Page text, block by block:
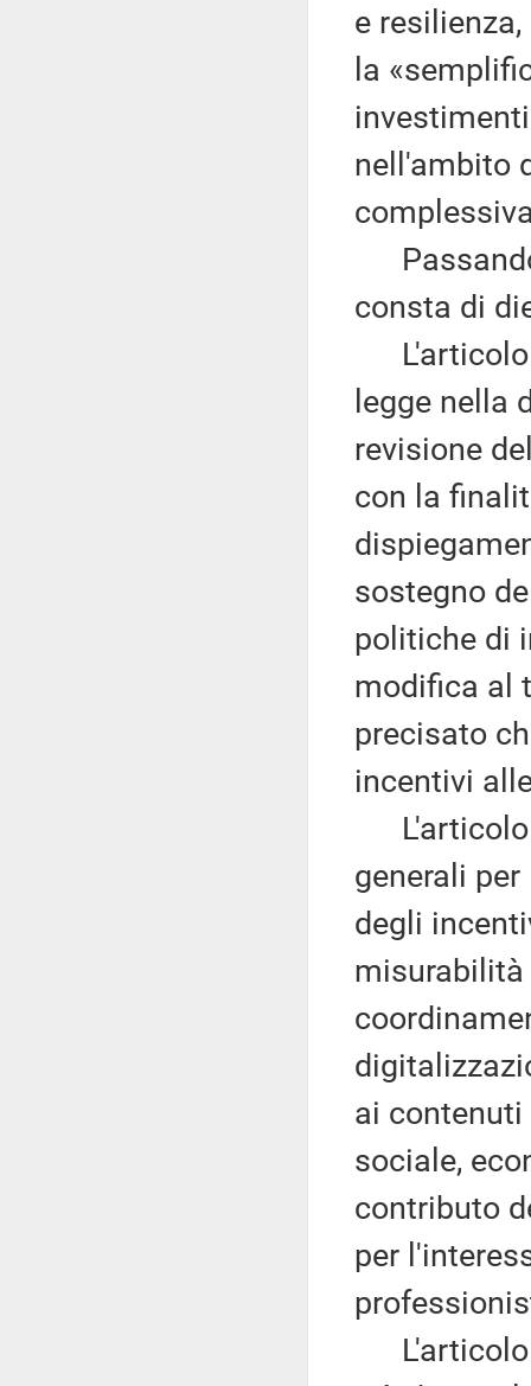
e
la
nell'ambito
consta di
L'articolo
legge nella
revisione
con la
sostegno
politiche di
modifica al
precisato
incentivi
L'articolo
generali
degli
misurabilità
ai contenuti
sociale,
contributo
per
L'articolo